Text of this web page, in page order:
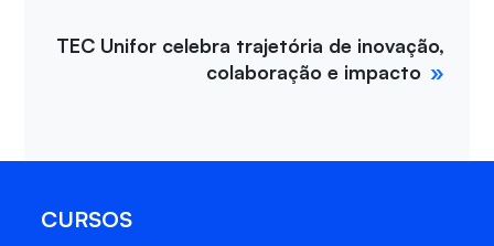
TEC Unifor celebra trajetória de inovação,
colaboração e impacto
CURSOS